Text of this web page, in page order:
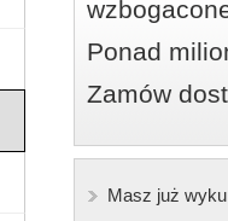
Ponad
Zamów
Masz już